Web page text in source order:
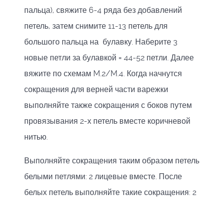
пальца), свяжите 6-4 ряда без добавлений
петель, затем снимите 11-13 петель для
большого пальца на булавку. Наберите 3
новые петли за булавкой = 44-52 петли. Далее
вяжите по схемам M.2/M.4. Когда начнутся
сокращения для верней части варежки
выполняйте также сокращения с боков путем
провязывания 2-х петель вместе коричневой
нитью.
Выполняйте сокращения таким образом петель
белыми петлями: 2 лицевые вместе. После
белых петель выполняйте такие сокращения: 2